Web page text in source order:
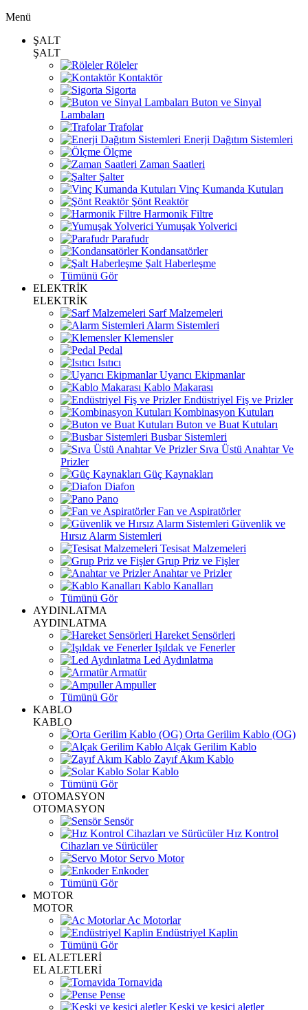
Menü
ŞALT
ŞALT
Röleler
Kontaktör
Sigorta
Buton ve Sinyal
Lambaları
Trafolar
Enerji Dağıtım Sistemleri
Ölçme
Zaman Saatleri
Şalter
Vinç Kumanda Kutuları
Şönt Reaktör
Harmonik Filtre
Yumuşak Yolverici
Parafudr
Kondansatörler
Şalt Haberleşme
Tümünü Gör
ELEKTRİK
ELEKTRİK
Sarf Malzemeleri
Alarm Sistemleri
Klemensler
Pedal
Isıtıcı
Uyarıcı Ekipmanlar
Kablo Makarası
Endüstriyel Fiş ve Prizler
Kombinasyon Kutuları
Buton ve Buat Kutuları
Busbar Sistemleri
Sıva Üstü Anahtar Ve
Prizler
Güç Kaynakları
Diafon
Pano
Fan ve Aspiratörler
Güvenlik ve
Hırsız Alarm Sistemleri
Tesisat Malzemeleri
Grup Priz ve Fişler
Anahtar ve Prizler
Kablo Kanalları
Tümünü Gör
AYDINLATMA
AYDINLATMA
Hareket Sensörleri
Işıldak ve Fenerler
Led Aydınlatma
Armatür
Ampuller
Tümünü Gör
KABLO
KABLO
Orta Gerilim Kablo (OG)
Alçak Gerilim Kablo
Zayıf Akım Kablo
Solar Kablo
Tümünü Gör
OTOMASYON
OTOMASYON
Sensör
Hız Kontrol
Cihazları ve Sürücüler
Servo Motor
Enkoder
Tümünü Gör
MOTOR
MOTOR
Ac Motorlar
Endüstriyel Kaplin
Tümünü Gör
EL ALETLERİ
EL ALETLERİ
Tornavida
Pense
Keski ve kesici aletler